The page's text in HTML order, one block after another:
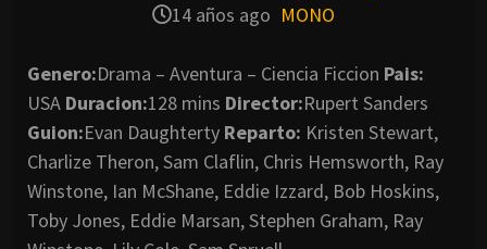
14 años ago MONO
Genero:Drama – Aventura – Ciencia Ficcion Pais:
USA Duracion:128 mins Director:Rupert Sanders
Guion:Evan Daughterty Reparto: Kristen Stewart,
Charlize Theron, Sam Claflin, Chris Hemsworth, Ray
Winstone, Ian McShane, Eddie Izzard, Bob Hoskins,
Toby Jones, Eddie Marsan, Stephen Graham, Ray